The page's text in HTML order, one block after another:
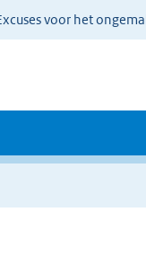
voor het